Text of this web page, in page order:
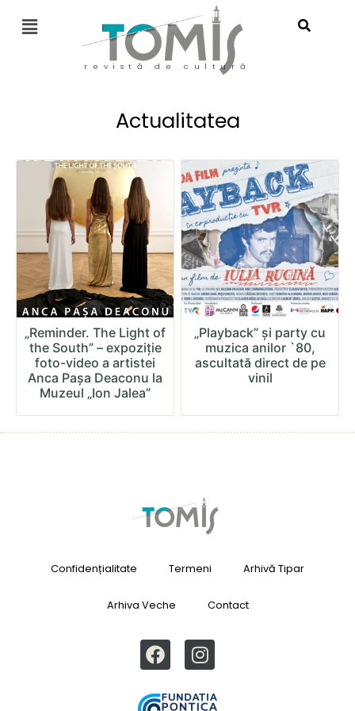
revistă de cultură
Actualitatea
„Reminder. The Light of
the South” – expoziție
foto-video a artistei
Anca Pașa Deaconu la
Muzeul „Ion Jalea”
„Playback” și party cu
muzica anilor `80,
ascultată direct de pe
vinil
Confidențialitate Termeni Arhivă Tipar
Arhiva Veche Contact